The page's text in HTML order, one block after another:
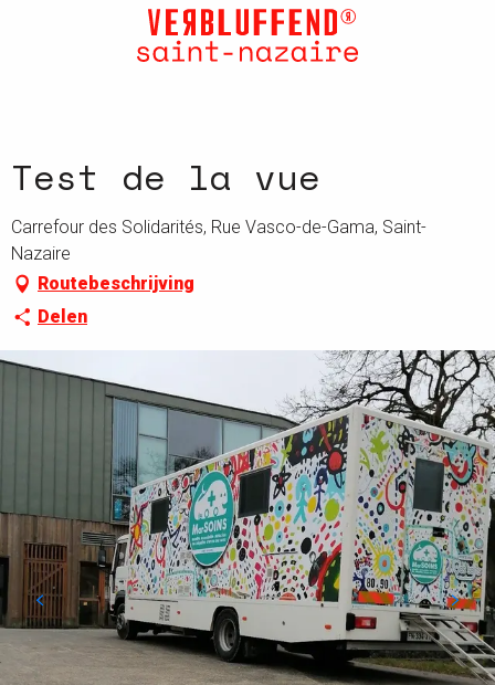
Test de la vue
Carrefour des Solidarités, Rue Vasco-de-Gama, Saint-
Nazaire
Routebeschrijving
Delen